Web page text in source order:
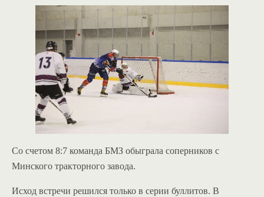
Со счетом 8:7 команда БМЗ обыграла соперников с
Минского тракторного завода.
Исход встречи решился только в серии буллитов. В